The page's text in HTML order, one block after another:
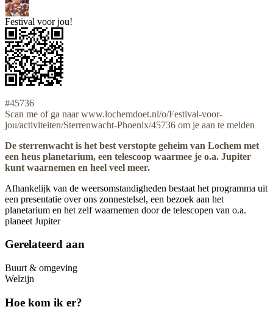
Festival voor jou!
#45736
Scan me of ga naar www.lochemdoet.nl/o/Festival-voor-
jou/activiteiten/Sterrenwacht-Phoenix/45736 om je aan te melden
De sterrenwacht is het best verstopte geheim van Lochem met
een heus planetarium, een telescoop waarmee je o.a. Jupiter
kunt waarnemen en heel veel meer.
Afhankelijk van de weersomstandigheden bestaat het programma uit
een presentatie over ons zonnestelsel, een bezoek aan het
planetarium en het zelf waarnemen door de telescopen van o.a.
planeet Jupiter
Gerelateerd aan
Buurt & omgeving
Welzijn
Hoe kom ik er?